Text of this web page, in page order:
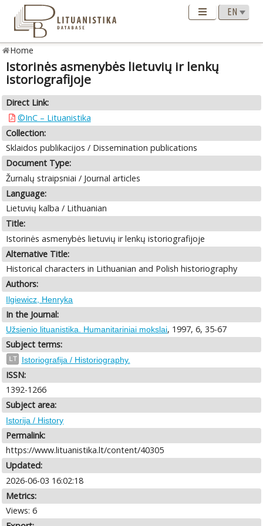
Home
Istorinės asmenybės lietuvių ir lenkų
istoriografijoje
Direct Link:
©InC – Lituanistika
Collection:
Sklaidos publikacijos / Dissemination publications
Document Type:
Žurnalų straipsniai / Journal articles
Language:
Lietuvių kalba / Lithuanian
Title:
Istorinės asmenybės lietuvių ir lenkų istoriografijoje
Alternative Title:
Historical characters in Lithuanian and Polish historiography
Authors:
Ilgiewicz, Henryka
In the Journal:
Užsienio lituanistika. Humanitariniai mokslai, 1997, 6, 35-67
Subject terms:
LT Istoriografija / Historiography.
ISSN:
1392-1266
Subject area:
Istorija / History
Permalink:
https://www.lituanistika.lt/content/40305
Updated:
2026-06-03 16:02:18
Metrics:
Views: 6